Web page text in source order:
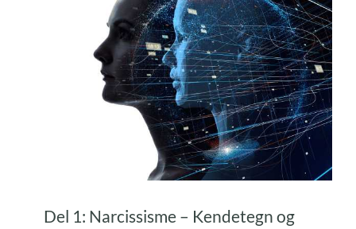
Del 1: Narcissisme – Kendetegn og